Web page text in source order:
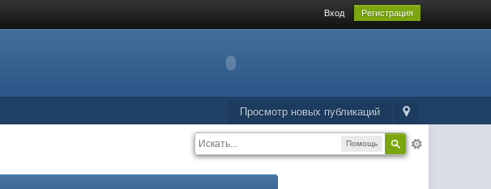
Вход Регистрация
Просмотр новых публикаций
Помощь